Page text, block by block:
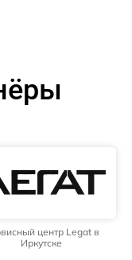
центр Legat в
Иркутске